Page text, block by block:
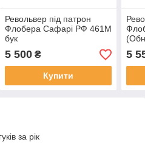
Револьвер під патрон
Флобера Сафарі РФ 461М
бук
5 500₴
Купити
5
за рік